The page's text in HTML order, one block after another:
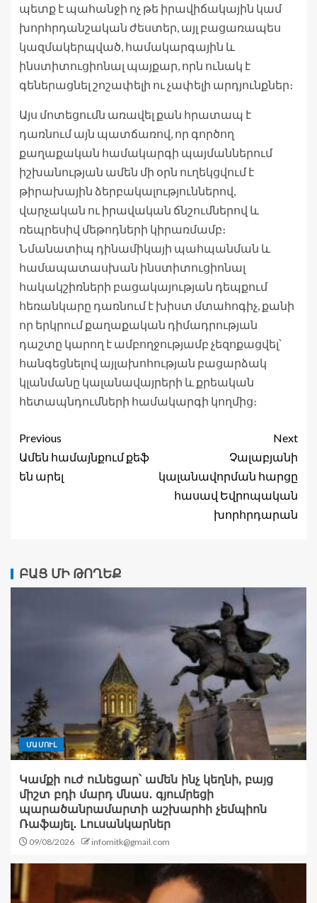
պետք է պահանջի ոչ թե իրավիճակային կամ
խորհրդանշական ժեստեր, այլ բացառապես
կազմակերպված, համակարգային և
ինստիտուցիոնալ պայքար, որն ունակ է
գեներացնել շոշափելի ու չափելի արդյունքներ։
Այս մոտեցումն առավել քան հրատապ է
դառնում այն պատճառով, որ գործող
քաղաքական համակարգի պայմաններում
իշխանության ամեն մի օրն ուղեկցվում է
թիրախային ձերբակալություններով,
վարչական ու իրավական ճնշումներով և
ռեպրեսիվ մեթոդների կիրառմամբ։
Նմանատիպ դինամիկայի պահպանման և
համապատասխան ինստիտուցիոնալ
հակակշիռների բացակայության դեպքում
հեռանկարը դառնում է խիստ մտահոգիչ, քանի
որ երկրում քաղաքական դիմադրության
դաշտը կարող է ամբողջությամբ չեզոքացվել՝
հանգեցնելով այլախոհության բացարձակ
կլանմանը կալանավայրերի և քրեական
հետապնդումների համակարգի կողմից։
Previous
Ամեն համայնքում քեֆ
են արել
Next
Չալաբյանի
կալանավորման հարցը
հասավ Եվրոպական
խորհրդարան
ԲԱՑ ՄԻ ԹՈՂԵՔ
ՄԱՄՈՒԼ
Կամքի ուժ ունեցար՝ ամեն ինչ կեղնի, բայց
միշտ բդի մարդ մնաս․ գյումրեցի
պարածանրամարտի աշխարհի չեմպիոն
Ռաֆայել․ Լուսանկարներ
09/08/2026 infomitk@gmail.com